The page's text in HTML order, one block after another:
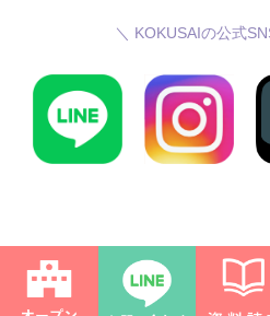
＼ KOKUSAIの公式